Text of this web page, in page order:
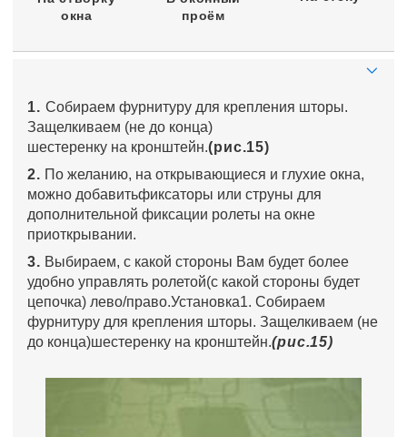
окна
проём
1. Собираем фурнитуру для крепления шторы.
Защелкиваем (не до конца)
шестеренку на кронштейн.(рис.15)
2. По желанию, на открывающиеся и глухие окна,
можно добавитьфиксаторы или струны для
дополнительной фиксации ролеты на окне
приоткрывании.
3. Выбираем, с какой стороны Вам будет более
удобно управлять ролетой(с какой стороны будет
цепочка) лево/право.Установка1. Собираем
фурнитуру для крепления шторы. Защелкиваем (не
до конца)шестеренку на кронштейн.(рис.15)